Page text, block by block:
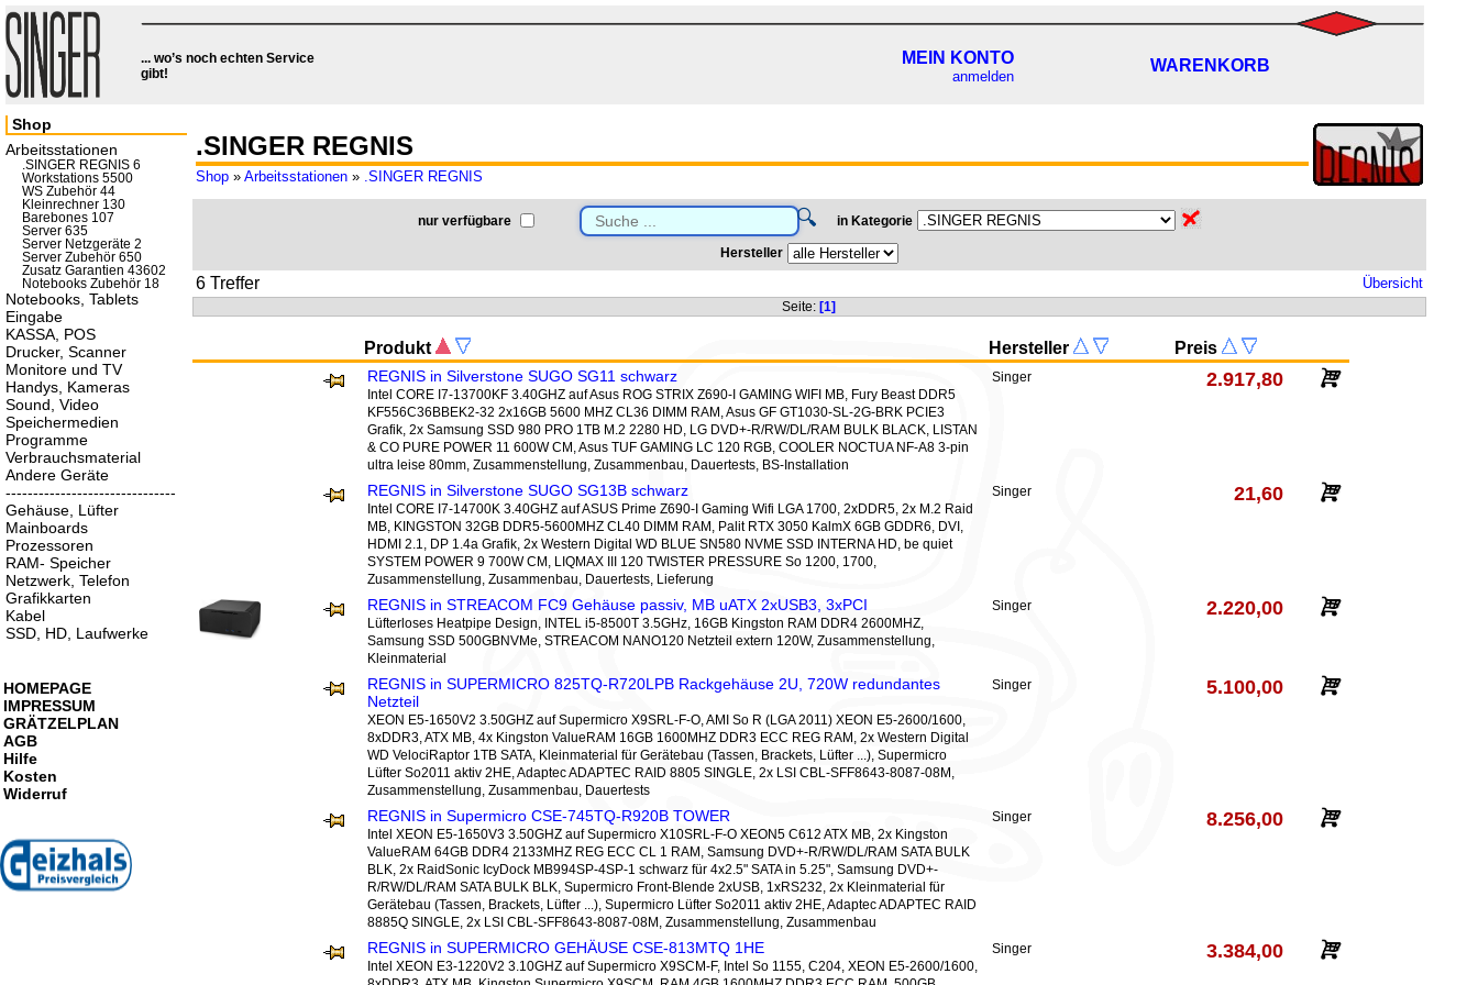
... wo’s noch echten Service
gibt!
MEIN KONTO
anmelden
WARENKORB
.SINGER REGNIS
Shop » Arbeitsstationen » .SINGER REGNIS
nur verfügbare 🔍 in Kategorie
Hersteller
6 Treffer Übersicht
Seite: [1]
Produkt Hersteller Preis
REGNIS in Silverstone SUGO SG11 schwarz
Intel CORE I7-13700KF 3.40GHZ auf Asus ROG STRIX Z690-I GAMING WIFI MB, Fury Beast DDR5
KF556C36BBEK2-32 2x16GB 5600 MHZ CL36 DIMM RAM, Asus GF GT1030-SL-2G-BRK PCIE3
Grafik, 2x Samsung SSD 980 PRO 1TB M.2 2280 HD, LG DVD+-R/RW/DL/RAM BULK BLACK, LISTAN
& CO PURE POWER 11 600W CM, Asus TUF GAMING LC 120 RGB, COOLER NOCTUA NF-A8 3-pin
ultra leise 80mm, Zusammenstellung, Zusammenbau, Dauertests, BS-Installation
Singer 2.917,80
REGNIS in Silverstone SUGO SG13B schwarz
Intel CORE I7-14700K 3.40GHZ auf ASUS Prime Z690-I Gaming Wifi LGA 1700, 2xDDR5, 2x M.2 Raid
MB, KINGSTON 32GB DDR5-5600MHZ CL40 DIMM RAM, Palit RTX 3050 KalmX 6GB GDDR6, DVI,
HDMI 2.1, DP 1.4a Grafik, 2x Western Digital WD BLUE SN580 NVME SSD INTERNA HD, be quiet
SYSTEM POWER 9 700W CM, LIQMAX III 120 TWISTER PRESSURE So 1200, 1700,
Zusammenstellung, Zusammenbau, Dauertests, Lieferung
Singer 21,60
REGNIS in STREACOM FC9 Gehäuse passiv, MB uATX 2xUSB3, 3xPCI
Lüfterloses Heatpipe Design, INTEL i5-8500T 3.5GHz, 16GB Kingston RAM DDR4 2600MHZ,
Samsung SSD 500GBNVMe, STREACOM NANO120 Netzteil extern 120W, Zusammenstellung,
Kleinmaterial
Singer 2.220,00
REGNIS in SUPERMICRO 825TQ-R720LPB Rackgehäuse 2U, 720W redundantes
Netzteil
XEON E5-1650V2 3.50GHZ auf Supermicro X9SRL-F-O, AMI So R (LGA 2011) XEON E5-2600/1600,
8xDDR3, ATX MB, 4x Kingston ValueRAM 16GB 1600MHZ DDR3 ECC REG RAM, 2x Western Digital
WD VelociRaptor 1TB SATA, Kleinmaterial für Gerätebau (Tassen, Brackets, Lüfter ...), Supermicro
Lüfter So2011 aktiv 2HE, Adaptec ADAPTEC RAID 8805 SINGLE, 2x LSI CBL-SFF8643-8087-08M,
Zusammenstellung, Zusammenbau, Dauertests
Singer 5.100,00
REGNIS in Supermicro CSE-745TQ-R920B TOWER
Intel XEON E5-1650V3 3.50GHZ auf Supermicro X10SRL-F-O XEON5 C612 ATX MB, 2x Kingston
ValueRAM 64GB DDR4 2133MHZ REG ECC CL 1 RAM, Samsung DVD+-R/RW/DL/RAM SATA BULK
BLK, 2x RaidSonic IcyDock MB994SP-4SP-1 schwarz für 4x2.5" SATA in 5.25", Samsung DVD+-
R/RW/DL/RAM SATA BULK BLK, Supermicro Front-Blende 2xUSB, 1xRS232, 2x Kleinmaterial für
Gerätebau (Tassen, Brackets, Lüfter ...), Supermicro Lüfter So2011 aktiv 2HE, Adaptec ADAPTEC RAID
8885Q SINGLE, 2x LSI CBL-SFF8643-8087-08M, Zusammenstellung, Zusammenbau
Singer 8.256,00
REGNIS in SUPERMICRO GEHÄUSE CSE-813MTQ 1HE
Intel XEON E3-1220V2 3.10GHZ auf Supermicro X9SCM-F, Intel So 1155, C204, XEON E5-2600/1600,
Singer 3.384,00
Shop
Arbeitsstationen
.SINGER REGNIS 6
Workstations 5500
WS Zubehör 44
Kleinrechner 130
Barebones 107
Server 635
Server Netzgeräte 2
Server Zubehör 650
Zusatz Garantien 43602
Notebooks Zubehör 18
Notebooks, Tablets
Eingabe
KASSA, POS
Drucker, Scanner
Monitore und TV
Handys, Kameras
Sound, Video
Speichermedien
Programme
Verbrauchsmaterial
Andere Geräte
-------------------------------
Gehäuse, Lüfter
Mainboards
Prozessoren
RAM- Speicher
Netzwerk, Telefon
Grafikkarten
Kabel
SSD, HD, Laufwerke
HOMEPAGE
IMPRESSUM
GRÄTZELPLAN
AGB
Hilfe
Kosten
Widerruf